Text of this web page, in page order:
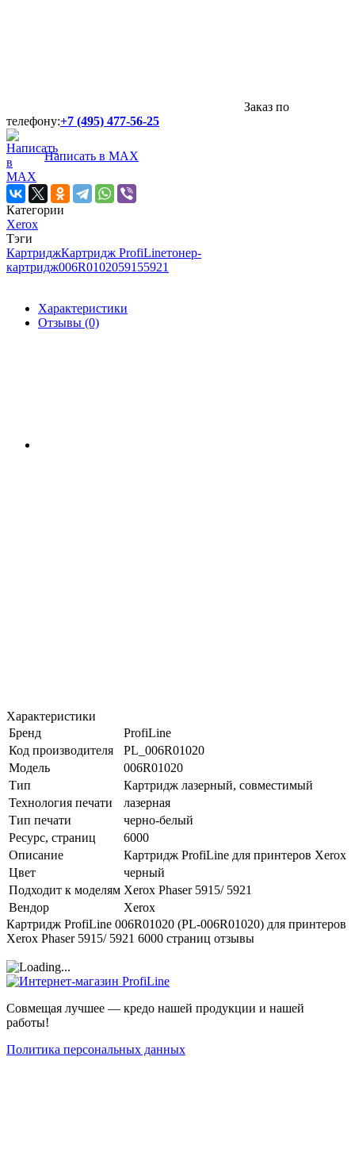
Заказ по
телефону:+7 (495) 477-56-25
Написать в MAX
Категории
Xerox
Тэги
КартриджКартридж ProfiLineтонер-
картридж006R0102059155921
Характеристики
Отзывы (0)
Характеристики
Бренд
ProfiLine
Код производителя
PL_006R01020
Модель
006R01020
Тип
Картридж лазерный, совместимый
Технология печати
лазерная
Тип печати
черно-белый
Ресурс, страниц
6000
Описание
Картридж ProfiLine для принтеров Xerox
Цвет
черный
Подходит к моделям Xerox Phaser 5915/ 5921
Вендор
Xerox
Картридж ProfiLine 006R01020 (PL-006R01020) для принтеров
Xerox Phaser 5915/ 5921 6000 страниц отзывы
Совмещая лучшее — кредо нашей продукции и нашей
работы!
Политика персональных данных